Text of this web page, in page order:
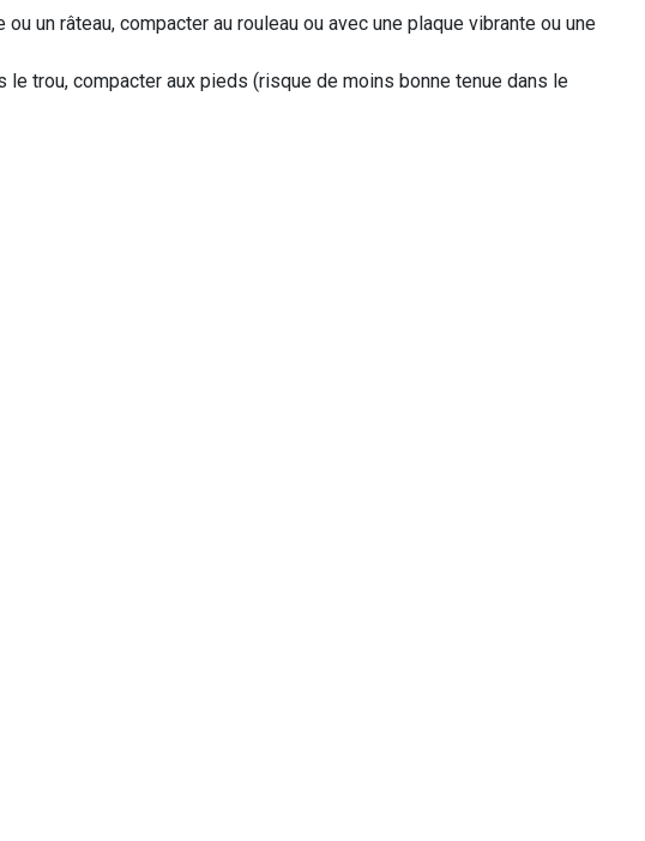
un râteau, compacter au rouleau ou avec une plaque vibrante ou une
le trou, compacter aux pieds (risque de moins bonne tenue dans le